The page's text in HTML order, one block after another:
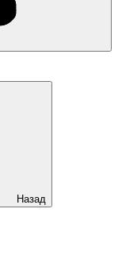
Назад